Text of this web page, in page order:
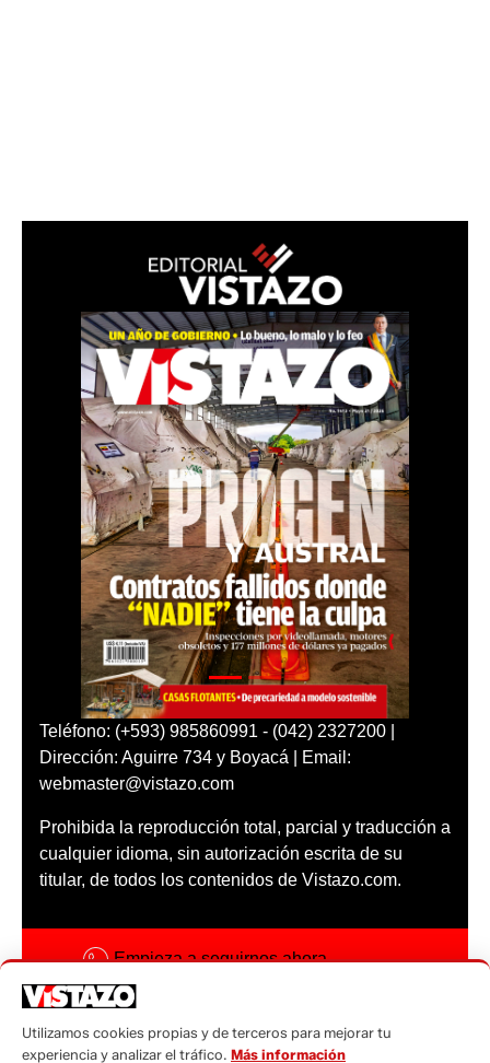
Teléfono: (+593) 985860991 - (042) 2327200 |
Dirección: Aguirre 734 y Boyacá | Email:
webmaster@vistazo.com
Prohibida la reproducción total, parcial y traducción a
cualquier idioma, sin autorización escrita de su
titular, de todos los contenidos de Vistazo.com.
Empieza a seguirnos ahora
Código ética
Utilizamos cookies propias y de terceros para mejorar tu
experiencia y analizar el tráfico. Más información